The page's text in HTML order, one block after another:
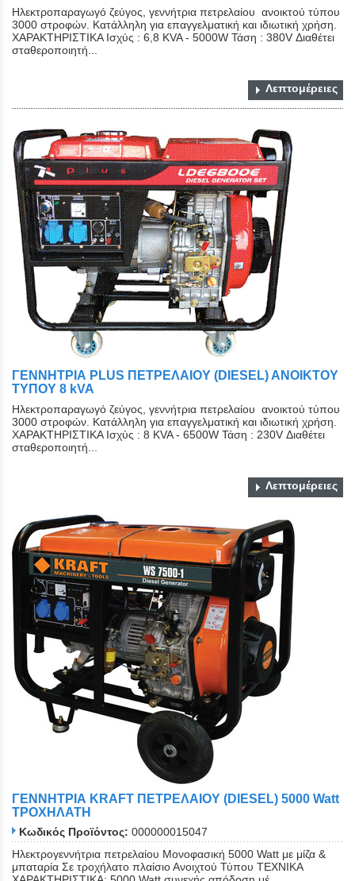
Ηλεκτροπαραγωγό ζεύγος, γεννήτρια πετρελαίου ανοικτού τύπου
3000 στροφών. Κατάλληλη για επαγγελματική και ιδιωτική χρήση.
ΧΑΡΑΚΤΗΡΙΣΤΙΚΑ Ισχύς : 6,8 KVA - 5000W Τάση : 380V Διαθέτει
σταθεροποιητή...
Λεπτομέρειες
ΓΕΝΝΗΤΡΙΑ PLUS ΠΕΤΡΕΛΑΙΟΥ (DIESEL) ΑΝΟΙΚΤΟY
ΤYΠΟY 8 kVA
Ηλεκτροπαραγωγό ζεύγος, γεννήτρια πετρελαίου ανοικτού τύπου
3000 στροφών. Κατάλληλη για επαγγελματική και ιδιωτική χρήση.
ΧΑΡΑΚΤΗΡΙΣΤΙΚΑ Ισχύς : 8 KVA - 6500W Τάση : 230V Διαθέτει
σταθεροποιητή...
Λεπτομέρειες
ΓΕΝΝΗΤΡΙΑ KRAFT ΠΕΤΡΕΛΑΙΟΥ (DIESEL) 5000 Watt
ΤΡΟΧΗΛΑΤΗ
Κωδικός Προϊόντος: 000000015047
Ηλεκτρογεννήτρια πετρελαίου Μονοφασική 5000 Watt με μίζα &
μπαταρία Σε τροχήλατο πλαίσιο Ανοιχτού Τύπου ΤΕΧΝΙΚΑ